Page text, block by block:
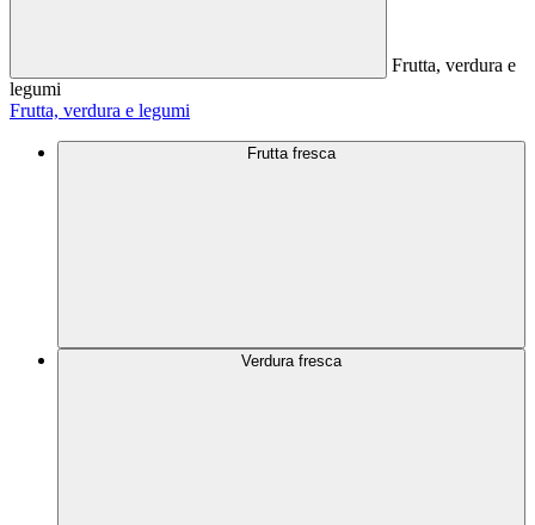
Frutta, verdura e
legumi
Frutta, verdura e legumi
Frutta fresca
Verdura fresca